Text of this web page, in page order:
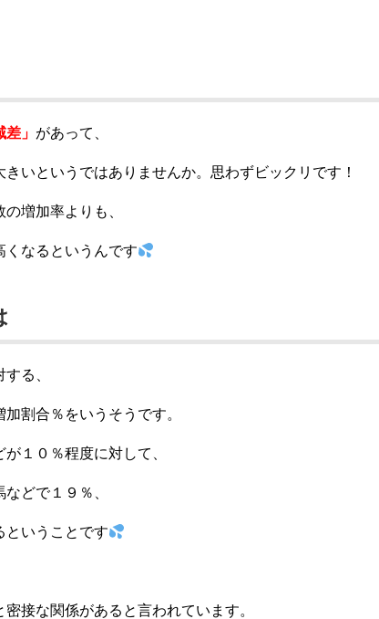
」 があって、
いというではありませんか。思わずビックリです！
増加率よりも、
くなるというんです
る、
割合％をいうそうです。
１０％程度に対して、
どで１９％、
ということです
接な関係があると言われています。